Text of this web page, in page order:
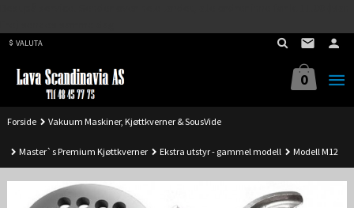
VALUTA
0
Forside Vakuum Maskiner, Kjøttkverner & SousVide
Master`s Premium Kjøttkverner Ekstra utstyr - gammel modell Modell M12